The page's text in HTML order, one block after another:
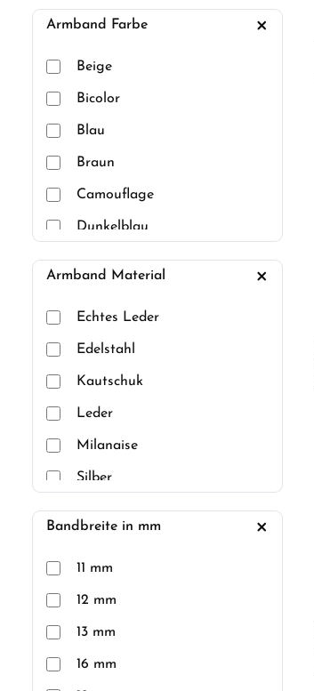
Armband Farbe
Beige
Bicolor
Blau
Braun
Camouflage
Dunkelblau
Gold
Grün
Orange
Roségold
Rot
Schwarz
Silber
Silber, Gold
Armband Material
Echtes Leder
Edelstahl
Kautschuk
Leder
Milanaise
Silber
Silikon
Textil
Titan
Bandbreite in mm
11 mm
12 mm
13 mm
16 mm